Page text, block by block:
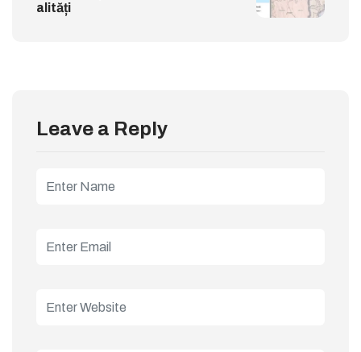
alități
Leave a Reply